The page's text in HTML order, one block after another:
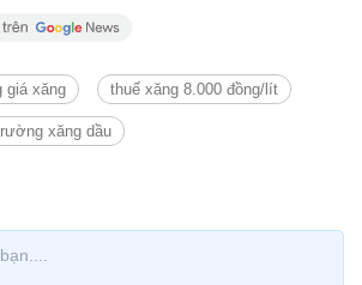
giá xăng thuế xăng 8.000 đồng/lít
xăng dầu